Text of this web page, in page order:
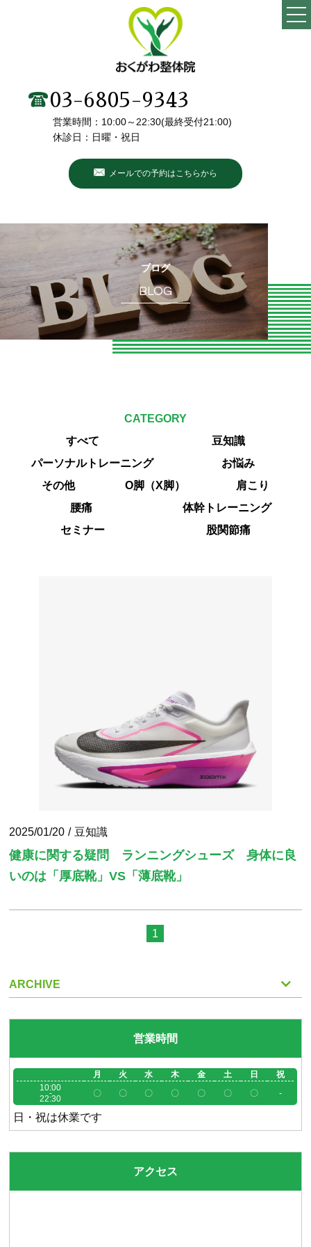
当院の特徴
施術メニュー・料金
院長・スタッフ紹介
初めての方へ
こんなお悩みありませんか？
ブログ
お知らせ
O脚専門
専門家やトレーナーの声
エクササイズ紹介
03-6805-9343
営業時間：10:00～22:30(最終受付21:00)
休診日：日曜・祝日
メールでの予約はこちらから
ブログ
BLOG
CATEGORY
すべて
豆知識
パーソナルトレーニング
お悩み
その他
O脚（X脚）
肩こり
腰痛
体幹トレーニング
セミナー
股関節痛
2025/01/20 豆知識
健康に関する疑問 ランニングシューズ 身体に良
いのは「厚底靴」VS「薄底靴」
1
ARCHIVE
営業時間
月 火 水 木 金 土 日
祝
10:00
-
22:30
〇 〇 〇 〇 〇 〇 〇 -
日・祝は休業です
アクセス